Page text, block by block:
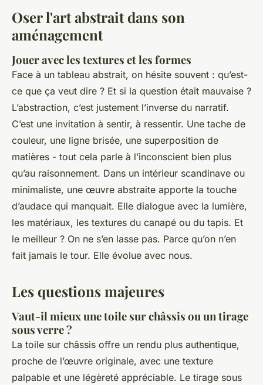
Oser l'art abstrait dans son
aménagement
Jouer avec les textures et les formes
Face à un tableau abstrait, on hésite souvent : qu’est-
ce que ça veut dire ? Et si la question était mauvaise ?
L’abstraction, c’est justement l’inverse du narratif.
C’est une invitation à sentir, à ressentir. Une tache de
couleur, une ligne brisée, une superposition de
matières - tout cela parle à l’inconscient bien plus
qu’au raisonnement. Dans un intérieur scandinave ou
minimaliste, une œuvre abstraite apporte la touche
d’audace qui manquait. Elle dialogue avec la lumière,
les matériaux, les textures du canapé ou du tapis. Et
le meilleur ? On ne s’en lasse pas. Parce qu’on n’en
fait jamais le tour. Elle évolue avec nous.
Les questions majeures
Vaut-il mieux une toile sur châssis ou un tirage
sous verre ?
La toile sur châssis offre un rendu plus authentique,
proche de l’œuvre originale, avec une texture
palpable et une légèreté appréciable. Le tirage sous